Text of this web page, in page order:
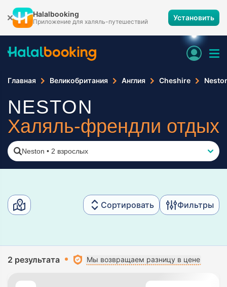
Halalbooking
Приложение для халяль-путешествий Установить
Главная Великобритания Англия Cheshire
NESTON
Халяль-френдли отдых
Neston • 2 взрослых
Сортировать Фильтры
2 результата Мы возвращаем разницу в цене